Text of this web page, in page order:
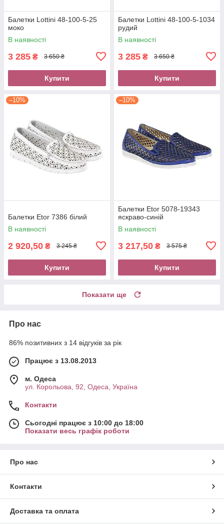
Балетки Lottini 48-100-5-25
моко
В наявності
3 285 ₴ 3 650 ₴
Купити
Балетки Lottini 48-100-5-1034
рудий
В наявності
3 285 ₴ 3 650 ₴
Купити
–10%
Балетки Etor 7386 білий
В наявності
2 920,50 ₴ 3 245 ₴
Купити
–10%
Балетки Etor 5078-19343
яскраво-синій
В наявності
3 217,50 ₴ 3 575 ₴
Купити
Показати ще
Про нас
86% позитивних з 14 відгуків за рік
Працює з 13.08.2013
м. Одеса
ул. Корольова, 92, Одеса, Україна
Контакти
Сьогодні працює з 10:00 до 18:00
Показати весь графік роботи
Про нас
Контакти
Доставка та оплата